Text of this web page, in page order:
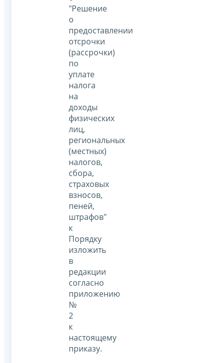
"Решение
о
предоставлении
отсрочки
(рассрочки)
по
уплате
налога
на
доходы
физических
лиц,
региональных
(местных)
налогов,
сбора,
страховых
взносов,
пеней,
штрафов"
к
Порядку
изложить
в
редакции
согласно
приложению
№
2
к
настоящему
приказу.